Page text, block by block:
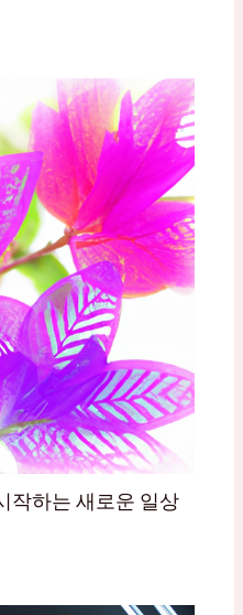
작하는 새로운 일상